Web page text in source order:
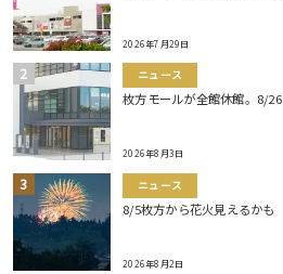
2026年7月29日
ニュース
枚方モールが全館休館。8/26
2026年8月3日
ニュース
8/5枚方から花火見えるかも
2026年8月2日